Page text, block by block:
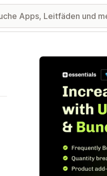
Vorgestellte